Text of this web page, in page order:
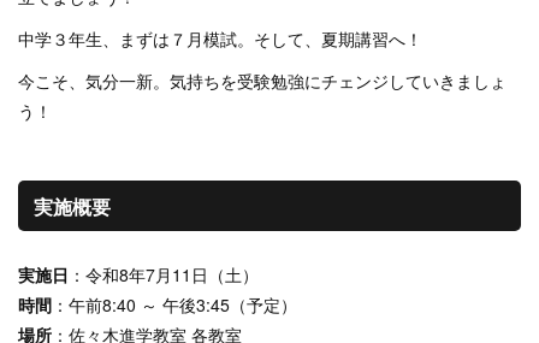
中学３年生、まずは７月模試。そして、夏期講習へ！
今こそ、気分一新。気持ちを受験勉強にチェンジしていきましょ
う！
実施概要
実施日 ：令和8年7月11日（土）
時間 ：午前8:40 ～ 午後3:45（予定）
場所 ：佐々木進学教室 各教室